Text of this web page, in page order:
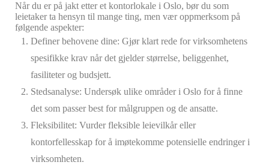
Når du er på jakt etter et kontorlokale i Oslo, bør du som
leietaker ta hensyn til mange ting, men vær oppmerksom på
følgende aspekter:
Definer behovene dine: Gjør klart rede for virksomhetens
spesifikke krav når det gjelder størrelse, beliggenhet,
fasiliteter og budsjett.
Stedsanalyse: Undersøk ulike områder i Oslo for å finne
det som passer best for målgruppen og de ansatte.
Fleksibilitet: Vurder fleksible leievilkår eller
kontorfellesskap for å imøtekomme potensielle endringer i
virksomheten.